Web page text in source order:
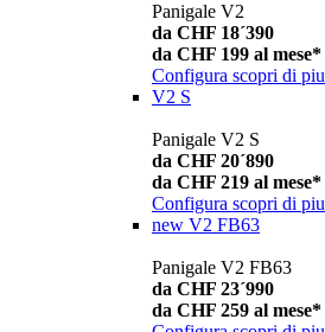
Panigale V2
da CHF 18´390
da CHF 199 al mese*
Configura scopri di piu
V2 S
Panigale V2 S
da CHF 20´890
da CHF 219 al mese*
Configura scopri di piu
new V2 FB63
Panigale V2 FB63
da CHF 23´990
da CHF 259 al mese*